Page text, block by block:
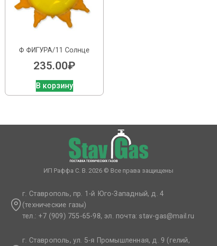
Ф ФИГУРА/11 Солнце
235.00₽
В корзину
ИП Раффа С. В. 2026 © Все права защищены
г. Ставрополь, пр. 1-й Юго-Западный, д. 4
(технические газы)
тел.: +7 (909) 755-65-98, эл. почта: stav-gas@mail.ru​
г. Ставрополь, ул. 5-я Промышленная, д. 9 (гелий,